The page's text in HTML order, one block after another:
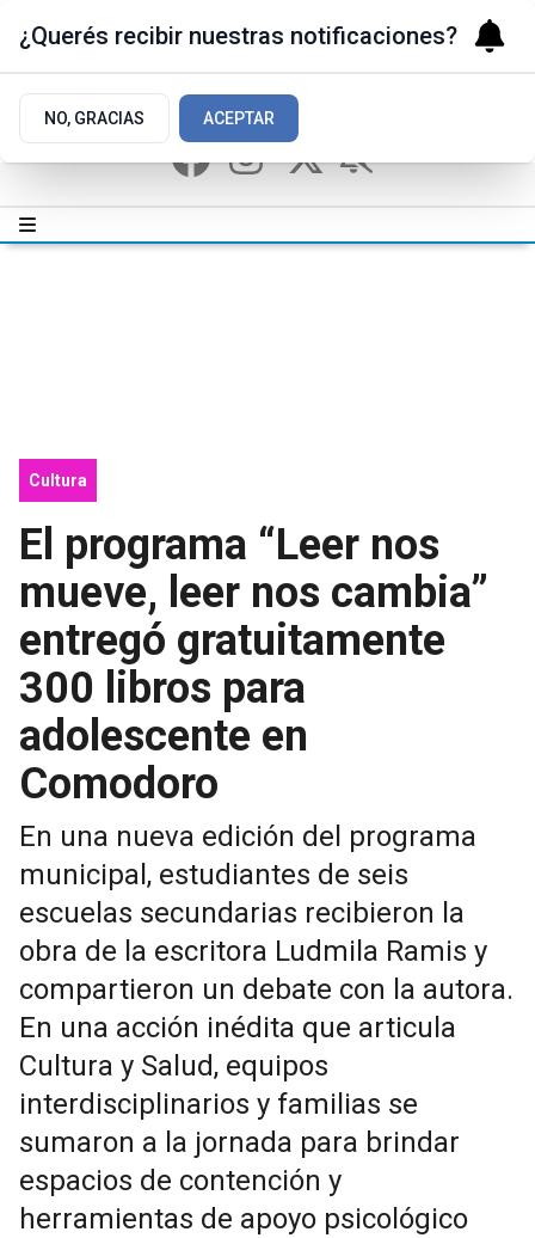
Cultura
El programa “Leer nos
mueve, leer nos cambia”
entregó gratuitamente
300 libros para
adolescente en
Comodoro
En una nueva edición del programa
municipal, estudiantes de seis
escuelas secundarias recibieron la
obra de la escritora Ludmila Ramis y
compartieron un debate con la autora.
En una acción inédita que articula
Cultura y Salud, equipos
interdisciplinarios y familias se
sumaron a la jornada para brindar
espacios de contención y
herramientas de apoyo psicológico
¿Querés recibir nuestras notificaciones?
NO, GRACIAS ACEPTAR